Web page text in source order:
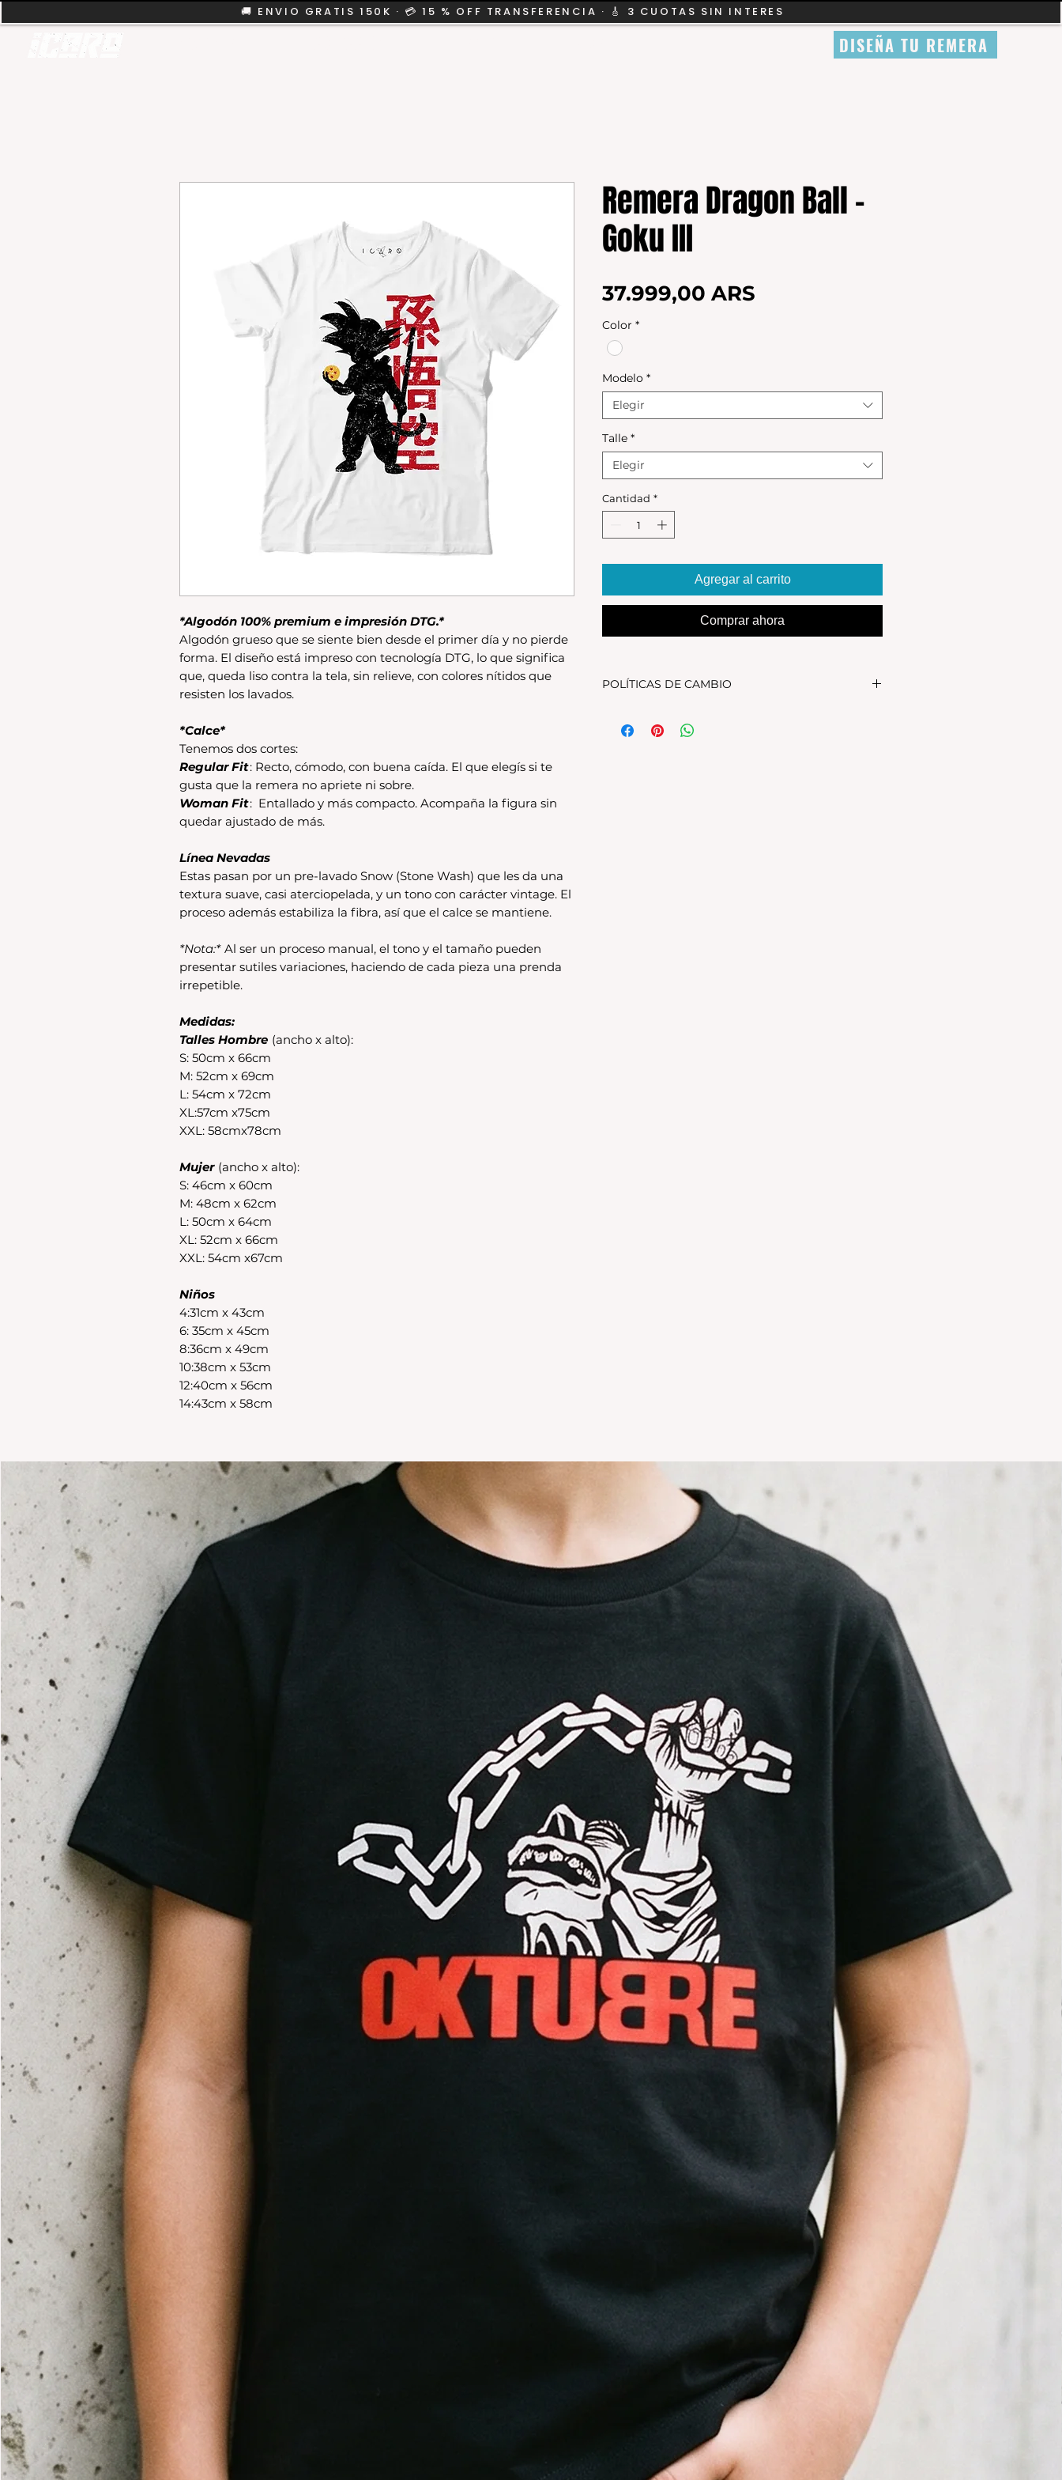
🚚 ENVIO GRATIS 150K · 💳 15 % OFF TRANSFERENCIA · 🎸 3 CUOTAS SIN INTERES
DISEÑA TU REMERA
*Algodón 100% premium e impresión DTG.*
Algodón grueso que se siente bien desde el primer día y no pierde
forma. El diseño está impreso con tecnología DTG, lo que significa
que, queda liso contra la tela, sin relieve, con colores nítidos que
resisten los lavados.
*Calce*
Tenemos dos cortes:
Regular Fit: Recto, cómodo, con buena caída. El que elegís si te
gusta que la remera no apriete ni sobre.
Woman Fit: Entallado y más compacto. Acompaña la figura sin
quedar ajustado de más.
Línea Nevadas
Estas pasan por un pre-lavado Snow (Stone Wash) que les da una
textura suave, casi aterciopelada, y un tono con carácter vintage. El
proceso además estabiliza la fibra, así que el calce se mantiene.
*Nota:* Al ser un proceso manual, el tono y el tamaño pueden
presentar sutiles variaciones, haciendo de cada pieza una prenda
irrepetible.
Medidas:
Talles Hombre (ancho x alto):
S: 50cm x 66cm
M: 52cm x 69cm
L: 54cm x 72cm
XL:57cm x75cm
XXL: 58cmx78cm
Mujer (ancho x alto):
S: 46cm x 60cm
M: 48cm x 62cm
L: 50cm x 64cm
XL: 52cm x 66cm
XXL: 54cm x67cm
Niños
4:31cm x 43cm
6: 35cm x 45cm
8:36cm x 49cm
10:38cm x 53cm
12:40cm x 56cm
14:43cm x 58cm
Remera Dragon Ball -
Goku III
37.999,00 ARS
Color *
Modelo *
Elegir
Talle *
Elegir
Cantidad *
Agregar al carrito
Comprar ahora
POLÍTICAS DE CAMBIO
debe encontrarse sin uso y en su packaging